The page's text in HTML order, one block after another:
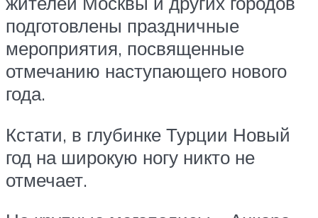
подготовлены праздничные
мероприятия, посвященные
отмечанию наступающего нового
года.
Кстати, в глубинке Турции Новый
год на широкую ногу никто не
отмечает.